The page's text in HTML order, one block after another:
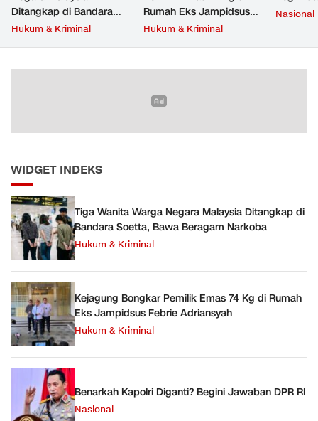
Ditangkap di Bandara
Soetta, Bawa Beragam
Hukum & Kriminal
Rumah Eks Jampidsus
Febrie Adriansyah
Hukum & Kriminal
Nasional
WIDGET INDEKS
Tiga Wanita Warga Negara Malaysia Ditangkap di
Bandara Soetta, Bawa Beragam Narkoba
Hukum & Kriminal
Kejagung Bongkar Pemilik Emas 74 Kg di Rumah
Eks Jampidsus Febrie Adriansyah
Hukum & Kriminal
Benarkah Kapolri Diganti? Begini Jawaban DPR RI
Nasional